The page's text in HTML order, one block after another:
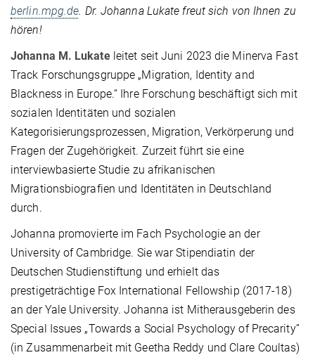
berlin.mpg.de. Dr. Johanna Lukate freut sich von Ihnen zu
hören!
Johanna M. Lukateleitet seit Juni 2023 die Minerva Fast
Track Forschungsgruppe „Migration, Identity and
Blackness in Europe.“ Ihre Forschung beschäftigt sich mit
sozialen Identitäten und sozialen
Kategorisierungsprozessen, Migration, Verkörperung und
Fragen der Zugehörigkeit. Zurzeit führt sie eine
interviewbasierte Studie zu afrikanischen
Migrationsbiografien und Identitäten in Deutschland
durch.
Johanna promovierte im Fach Psychologie an der
University of Cambridge. Sie war Stipendiatin der
Deutschen Studienstiftung und erhielt das
prestigeträchtige Fox International Fellowship (2017-18)
an der Yale University. Johanna ist Mitherausgeberin des
Special Issues „Towards a Social Psychology of Precarity”
(in Zusammenarbeit mit Geetha Reddy und Clare Coultas)